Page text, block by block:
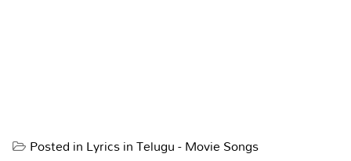
Posted inLyrics in Telugu - Movie Songs